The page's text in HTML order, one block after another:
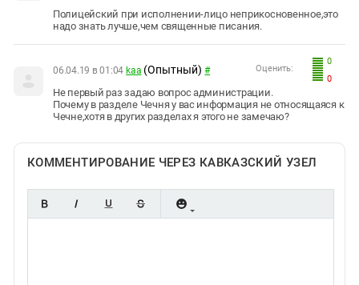
Полицейский при исполнении-лицо неприкосновенное,это
надо знать лучше,чем священные писания.
0
0
Оценить:
06.04.19 в 01:04 kaa (Опытный) #
Не первый раз задаю вопрос администрации.
Почему в разделе Чечня у вас информация не относящаяся к
Чечне,хотя в других разделах я этого не замечаю?
КОММЕНТИРОВАНИЕ ЧЕРЕЗ КАВКАЗСКИЙ УЗЕЛ